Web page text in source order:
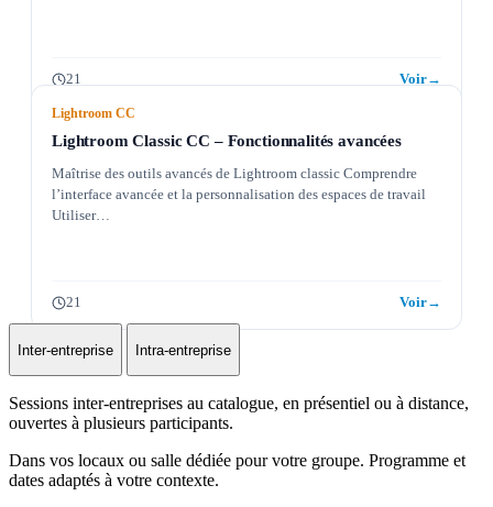
21 Voir→
Lightroom CC
Lightroom Classic CC – Fonctionnalités avancées
Maîtrise des outils avancés de Lightroom classic Comprendre
l’interface avancée et la personnalisation des espaces de travail
Utiliser…
21 Voir→
Inter-entreprise Intra-entreprise
Sessions inter-entreprises au catalogue, en présentiel ou à distance,
ouvertes à plusieurs participants.
Dans vos locaux ou salle dédiée pour votre groupe. Programme et
dates adaptés à votre contexte.